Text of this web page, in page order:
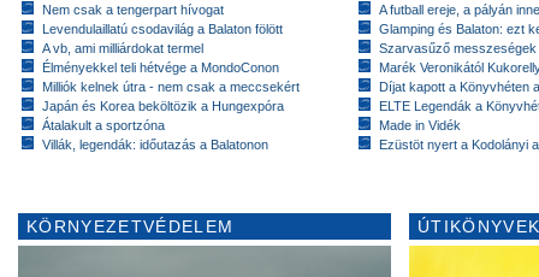
Nem csak a tengerpart hívogat
Levendulaillatú csodavilág a Balaton fölött
A vb, ami milliárdokat termel
Élményekkel teli hétvége a MondoConon
Milliók kelnek útra - nem csak a meccsekért
Japán és Korea beköltözik a Hungexpóra
Átalakult a sportzóna
Villák, legendák: időutazás a Balatonon
A futball ereje, a pályán
Glamping és Balaton: ezt
Szarvasűző messzeségek
Marék Veronikától
Díjat kapott a Könyvhéten
ELTE Legendák a
Made in Vidék
Ezüstöt nyert a Kodolányi
KÖRNYEZETVÉDELEM